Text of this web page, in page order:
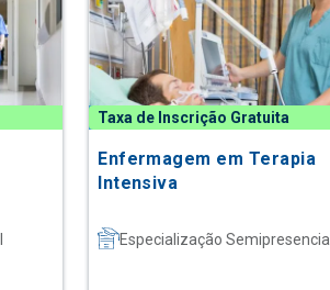
Taxa de Inscrição Gratuita
Enfermagem em Terapia
Intensiva
Especialização Semipresencial